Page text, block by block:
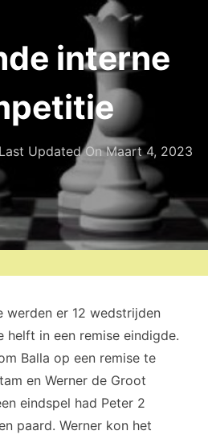
interne
Last Updated OnMaart 4, 2023
werden er 12 wedstrijden
helft in een remise eindigde.
Balla op een remise te
en Werner de Groot
eindspel had Peter 2
paard. Werner kon het